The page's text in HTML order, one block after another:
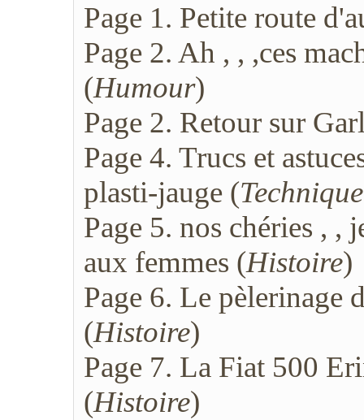
Page 1. Petite route
Page 2. Ah , , ,ces
(Humour)
Page 2. Retour sur
Page 4. Trucs et
plasti-jauge (Technique
Page 5. nos chéries , ,
aux femmes (Histoire)
Page 6. Le pèlerinage
(Histoire)
Page 7. La Fiat 500
(Histoire)